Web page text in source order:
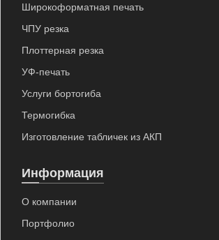
Широкоформатная печать
ЧПУ резка
Плоттерная резка
УФ-печать
Услуги бортогиба
Термогибка
Изготовление табличек из АКП
Информация
О компании
Портфолио